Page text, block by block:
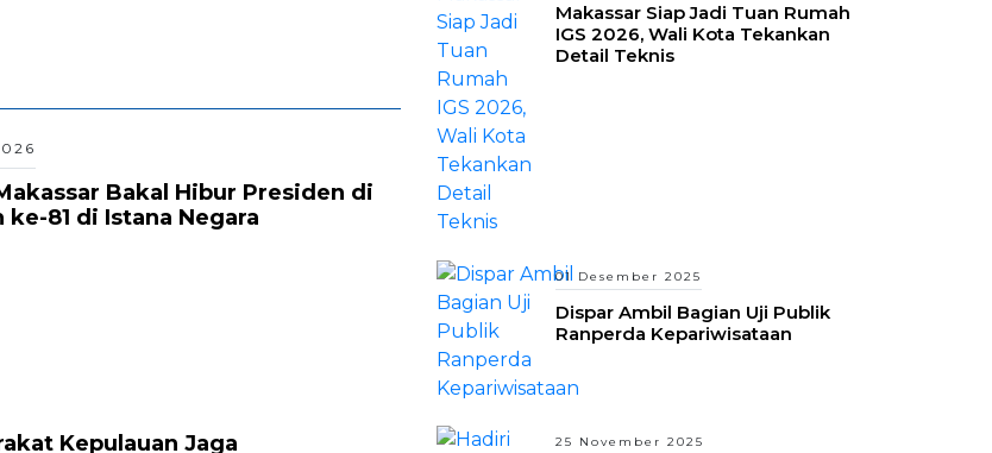
Bakal Hibur Presiden di
81 di Istana Negara
Kepulauan Jaga
Makassar Siap Jadi Tuan Rumah
IGS 2026, Wali Kota Tekankan
Detail Teknis
01 Desember 2025
Dispar Ambil Bagian Uji Publik
Ranperda Kepariwisataan
25 November 2025